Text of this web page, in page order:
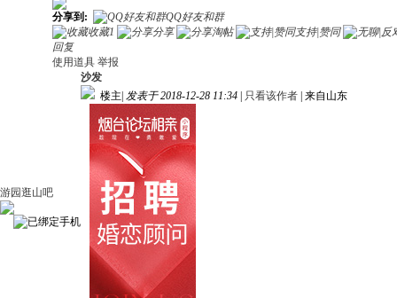
分享到:
QQ好友和群
收藏1 分享 淘帖
支持|赞同
回复
使用道具 举报
游园逛山吧
沙发
楼主 发表于 2018-12-28 11:34 只看该作者 来自山东